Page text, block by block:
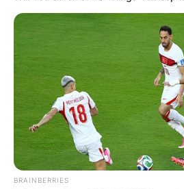
КОНТАКТИРАЈ СО НАС:
info@gladiator.mk
ГЛАДИАТОР
BRAINBERRIES